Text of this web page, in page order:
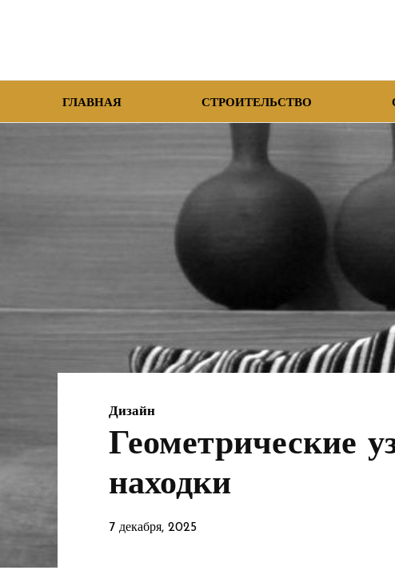
ГЛАВНАЯ СТРОИТЕЛЬСТВО
Дизайн
Геометрические
находки
7 декабря, 2025